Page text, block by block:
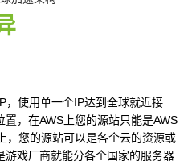
，使用单一个IP达到全球就近接
，在AWS上您的源站只能是AWS
，您的源站可以是各个云的资源或
戏厂商就能分各个国家的服务器